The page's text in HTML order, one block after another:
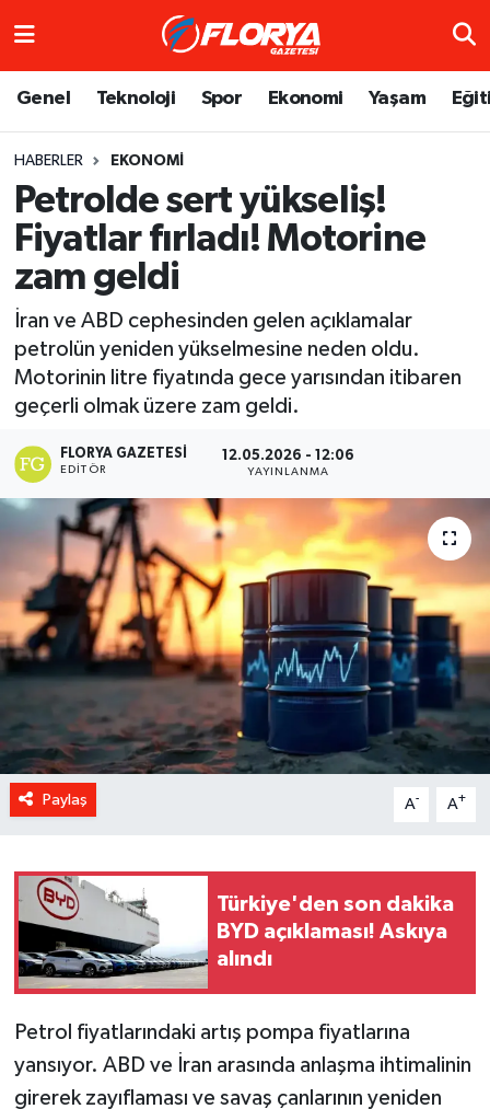
Genel Teknoloji Spor Ekonomi Yaşam
HABERLER EKONOMI
Petrolde sert yükseliş!
Fiyatlar fırladı! Motorine
zam geldi
İran ve ABD cephesinden gelen açıklamalar
petrolün yeniden yükselmesine neden oldu.
Motorinin litre fiyatında gece yarısından itibaren
geçerli olmak üzere zam geldi.
FLORYA GAZETESI
EDITÖR
12.05.2026 - 12:06
YAYINLANMA
Paylaş A- A+
Türkiye'den son dakika
BYD açıklaması! Askıya
alındı
Petrol fiyatlarındaki artış pompa fiyatlarına
yansıyor. ABD ve İran arasında anlaşma ihtimalinin
girerek zayıflaması ve savaş çanlarının yeniden
Trafik Durumu
Süper Lig Puan Durumu ve Fikstür
Tüm Manşetler
Haber Arşivi